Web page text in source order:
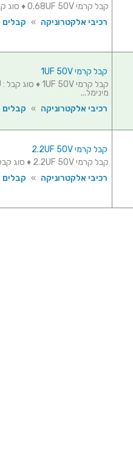
קבל קרמי 0.68UF 50V ♦ סוג קבל : Z5U♦ מרווח רגליים : 2.54MM...
רכיבי אלקטרוניקה » קבלים
קבל קרמי 1UF 50V
מינימל...
רכיבי אלקטרוניקה » קבלים
קבל קרמי 2.2UF 50V
קבל קרמי 2.2UF 50V ♦ סוג קבל : Z5U♦ מרווח רגליים : 2.54MM...
רכיבי אלקטרוניקה » קבלים